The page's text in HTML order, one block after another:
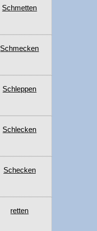
Schmetten
Schmecken
Schleppen
Schlecken
Schecken
retten